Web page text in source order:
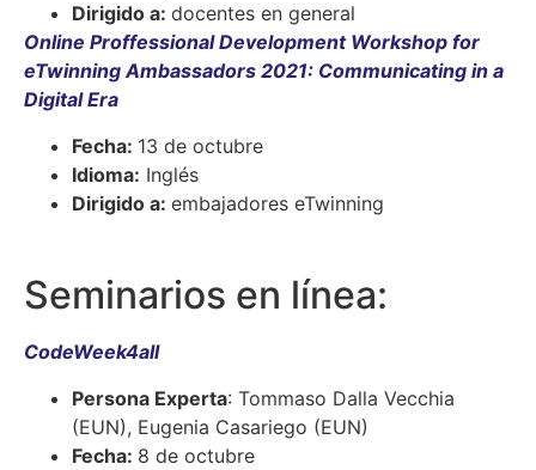
Dirigido a: docentes en general
Online Proffessional Development Workshop for
eTwinning Ambassadors 2021: Communicating in a
Digital Era
Fecha: 13 de octubre
Idioma: Inglés
Dirigido a: embajadores eTwinning
Seminarios en línea:
CodeWeek4all
Persona Experta: Tommaso Dalla Vecchia
(EUN), Eugenia Casariego (EUN)
Fecha: 8 de octubre